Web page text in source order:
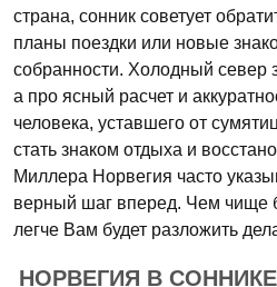
страна, сонник советует
планы поездки или новые
собранности. Холодный север
а про ясный расчет и
человека, уставшего от
стать знаком отдыха и
Миллера Норвегия часто
верный шаг вперед. Чем чище
легче Вам будет разложить
НОРВЕГИЯ В